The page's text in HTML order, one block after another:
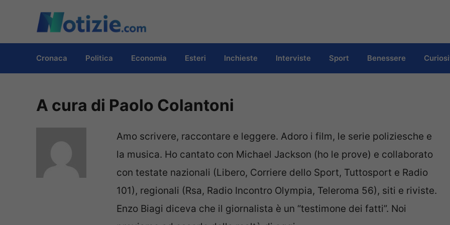
contenuto
Cronaca Politica Economia Esteri Inchieste Interviste Sport Benessere
A cura di Paolo Colantoni
Amo scrivere, raccontare e leggere. Adoro i film, le serie poliziesche e
la musica. Ho cantato con Michael Jackson (ho le prove) e collaborato
con testate nazionali (Libero, Corriere dello Sport, Tuttosport e Radio
101), regionali (Rsa, Radio Incontro Olympia, Teleroma 56), siti e riviste.
Enzo Biagi diceva che il giornalista è un “testimone dei fatti”. Noi